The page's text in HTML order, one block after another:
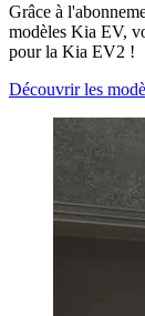
Grâce à
modèles Kia EV,
pour la Kia EV2 !
Découvrir les